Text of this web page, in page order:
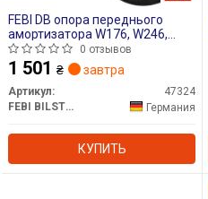
FEBI DB опора переднього
амортизатора W176, W246,
C117
0 отзывов
1 501 ₴ завтра
Артикул:
47324
FEBI BILSTEIN
Германия
КУПИТЬ